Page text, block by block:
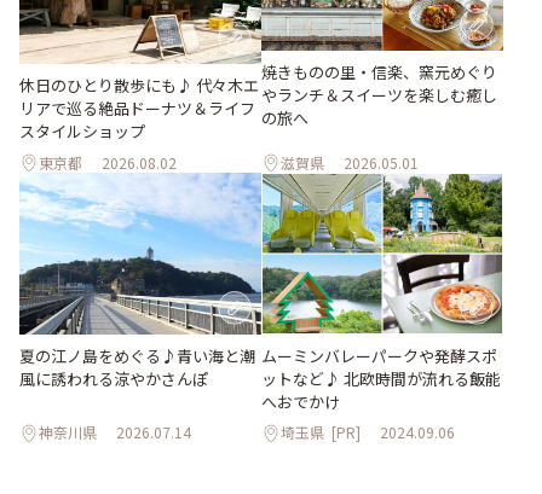
休日のひとり散歩にも♪ 代々木エ
リアで巡る絶品ドーナツ＆ライフ
スタイルショップ
東京都 2026.08.02
焼きものの里・信楽、窯元めぐり
やランチ＆スイーツを楽しむ癒し
の旅へ
滋賀県 2026.05.01
夏の江ノ島をめぐる♪青い海と潮
風に誘われる涼やかさんぽ
神奈川県 2026.07.14
ムーミンバレーパークや発酵スポ
ットなど♪ 北欧時間が流れる飯能
へおでかけ
埼玉県 [PR] 2024.09.06